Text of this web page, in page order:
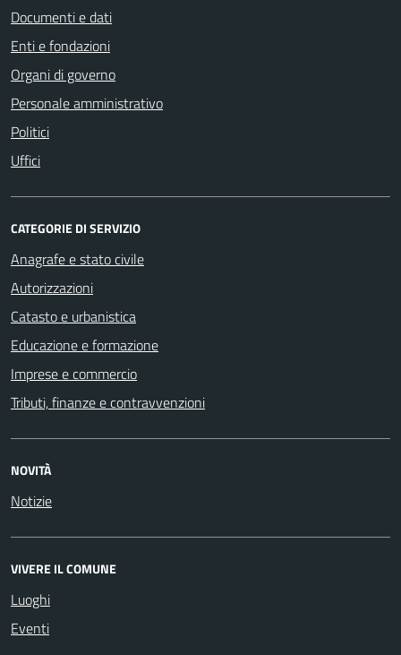
Documenti e dati
Enti e fondazioni
Organi di governo
Personale amministrativo
Politici
Uffici
CATEGORIE DI SERVIZIO
Anagrafe e stato civile
Autorizzazioni
Catasto e urbanistica
Educazione e formazione
Imprese e commercio
Tributi, finanze e contravvenzioni
NOVITÀ
Notizie
VIVERE IL COMUNE
Luoghi
Eventi